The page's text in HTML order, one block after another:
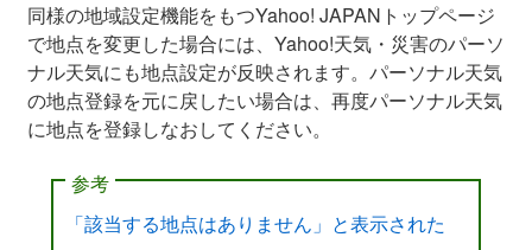
同様の地域設定機能をもつYahoo! JAPANトップページ
で地点を変更した場合には、Yahoo!天気・災害のパーソ
ナル天気にも地点設定が反映されます。パーソナル天気
の地点登録を元に戻したい場合は、再度パーソナル天気
に地点を登録しなおしてください。
参考
「該当する地点はありません」と表示された